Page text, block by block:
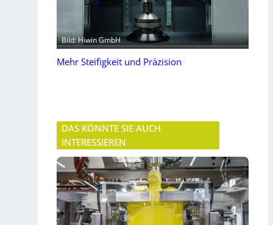
Bild: Hiwin GmbH
Mehr Steifigkeit und Präzision
DAS KÖNNTE SIE AUCH
INTERESSIEREN